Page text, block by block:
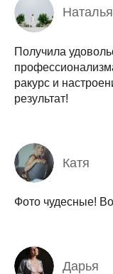
Наталья
Получила
ракурс и
результат!
Катя
Фото чудесные!
Дарья